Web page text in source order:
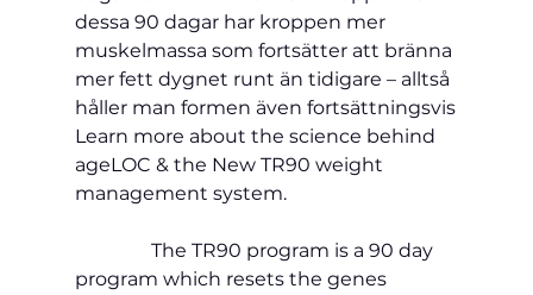
dessa 90 dagar har kroppen mer
muskelmassa som fortsätter att bränna
mer fett dygnet runt än tidigare – alltså
håller man formen även fortsättningsvis
Learn more about the science behind
ageLOC & the New TR90 weight
management system.
The TR90 program is a 90 day
program which resets the genes